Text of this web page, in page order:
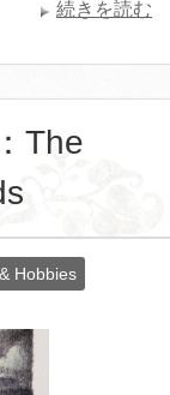
続きを読む
The
Hobbies